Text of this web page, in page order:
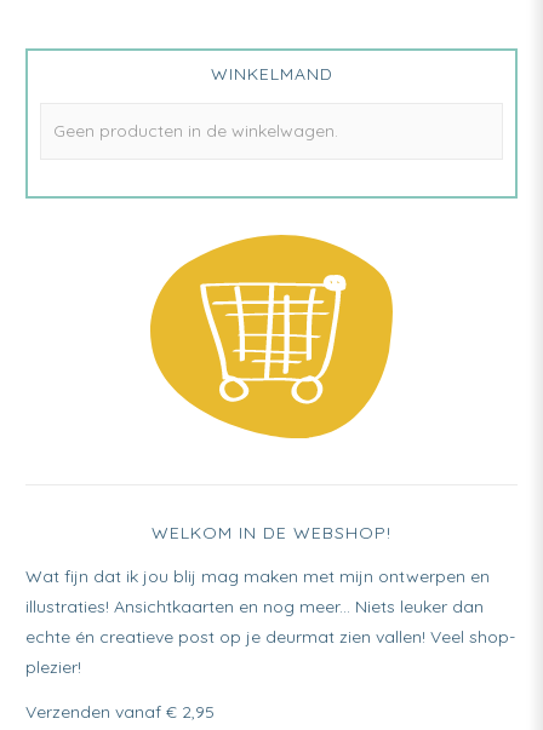
WINKELMAND
Geen producten in de winkelwagen.
WELKOM IN DE WEBSHOP!
Wat fijn dat ik jou blij mag maken met mijn ontwerpen en
illustraties! Ansichtkaarten en nog meer... Niets leuker dan
echte én creatieve post op je deurmat zien vallen! Veel shop-
plezier!
Verzenden vanaf € 2,95